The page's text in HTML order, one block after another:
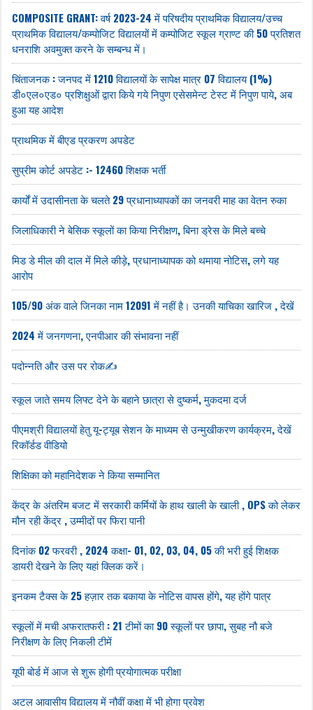
COMPOSITE GRANT: वर्ष 2023-24 में परिषदीय प्राथमिक विद्यालय/उच्च
प्राथमिक विद्यालय/कम्पोजिट विद्यालयों में कम्पोजिट स्कूल ग्राण्ट की 50 प्रतिशत
धनराशि अवमुक्त करने के सम्बन्ध में।
चिंताजनक : जनपद में 1210 विद्यालयों के सापेक्ष मात्र 07 विद्यालय (1%)
डी०एल०एड० प्रशिक्षुओं द्वारा किये गये निपुण एसेसमेन्ट टेस्ट में निपुण पाये, अब
हुआ यह आदेश
प्राथमिक में बीएड प्रकरण अपडेट
सुप्रीम कोर्ट अपडेट :- 12460 शिक्षक भर्ती
कार्यों में उदासीनता के चलते 29 प्रधानाध्यापकों का जनवरी माह का वेतन रुका
जिलाधिकारी ने बेसिक स्कूलों का किया निरीक्षण, बिना ड्रेस के मिले बच्चे
मिड डे मील की दाल में मिले कीड़े, प्रधानाध्यापक को थमाया नोटिस, लगे यह
आरोप
105/90 अंक वाले जिनका नाम 12091 में नहीं है। उनकी याचिका खारिज , देखें
2024 में जनगणना, एनपीआर की संभावना नहीं
पदोन्नति और उस पर रोक✍️
स्कूल जाते समय लिफ्ट देने के बहाने छात्रा से दुष्कर्म, मुकदमा दर्ज
पीएमश्री विद्यालयों हेतु यू-ट्यूब सेशन के माध्यम से उन्मुखीकरण कार्यक्रम, देखें
रिकॉर्डड वीडियो
शिक्षिका को महानिदेशक ने किया सम्मानित
केंद्र के अंतरिम बजट में सरकारी कर्मियों के हाथ खाली के खाली , OPS को लेकर
मौन रही केंद्र , उम्मीदों पर फिरा पानी
दिनांक 02 फरवरी , 2024 कक्षा- 01, 02, 03, 04, 05 की भरी हुई शिक्षक
डायरी देखने के लिए यहां क्लिक करें।
इनकम टैक्स के 25 हज़ार तक बकाया के नोटिस वापस होंगे, यह होंगे पात्र
स्कूलों में मची अफरातफरी : 21 टीमों का 90 स्कूलों पर छापा, सुबह नौ बजे
निरीक्षण के लिए निकली टीमें
यूपी बोर्ड में आज से शुरू होगी प्रयोगात्मक परीक्षा
अटल आवासीय विद्यालय में नौवीं कक्षा में भी होगा प्रवेश